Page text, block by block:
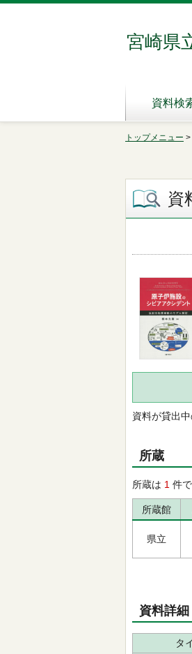
宮崎県
資料検
トップメニュー >
資
資料が貸出
所蔵
所蔵は 1 件
所蔵館
県立
資料詳細
タ